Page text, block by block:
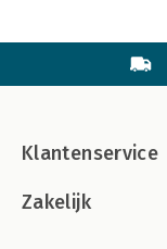
Klantenservice
Zakelijk